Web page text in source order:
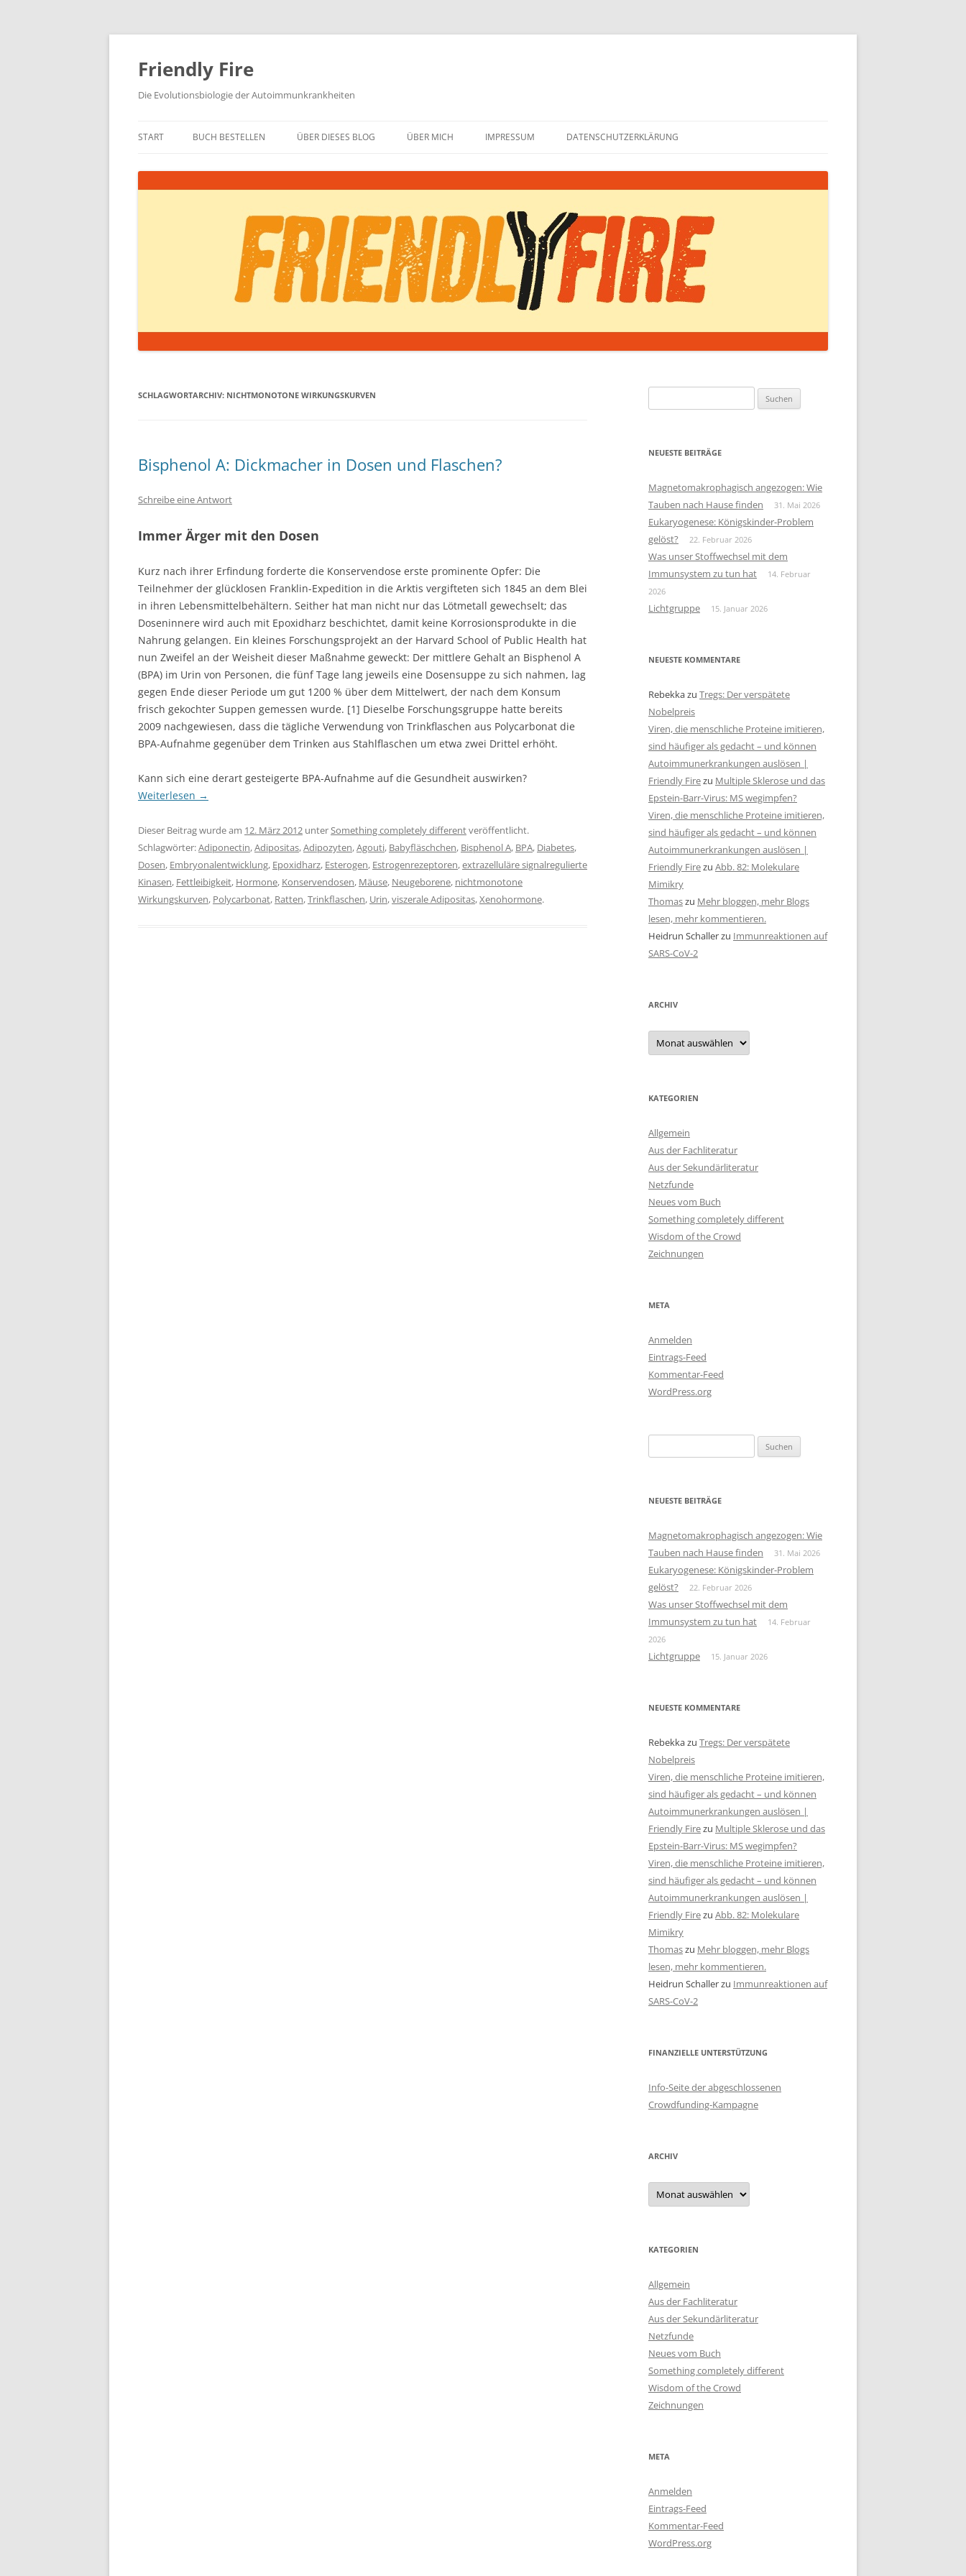
Zum
springen
Friendly Fire
Die Evolutionsbiologie der Autoimmunkrankheiten
START BUCH BESTELLEN ÜBER DIESES BLOG ÜBER MICH IMPRESSUM DATENSCHUTZERKLÄRUNG
SCHLAGWORTARCHIV: NICHTMONOTONE WIRKUNGSKURVEN
Bisphenol A: Dickmacher in Dosen und Flaschen?
Schreibe eine Antwort
Immer Ärger mit den Dosen
Kurz nach ihrer Erfindung forderte die Konservendose erste prominente Opfer: Die
Teilnehmer der glücklosen Franklin-Expedition in die Arktis vergifteten sich 1845 an dem Blei
in ihren Lebensmittelbehältern. Seither hat man nicht nur das Lötmetall gewechselt; das
Doseninnere wird auch mit Epoxidharz beschichtet, damit keine Korrosionsprodukte in die
Nahrung gelangen. Ein kleines Forschungsprojekt an der Harvard School of Public Health hat
nun Zweifel an der Weisheit dieser Maßnahme geweckt: Der mittlere Gehalt an Bisphenol A
(BPA) im Urin von Personen, die fünf Tage lang jeweils eine Dosensuppe zu sich nahmen, lag
gegen Ende dieser Periode um gut 1200 % über dem Mittelwert, der nach dem Konsum
frisch gekochter Suppen gemessen wurde. [1] Dieselbe Forschungsgruppe hatte bereits
2009 nachgewiesen, dass die tägliche Verwendung von Trinkflaschen aus Polycarbonat die
BPA-Aufnahme gegenüber dem Trinken aus Stahlflaschen um etwa zwei Drittel erhöht.
Kann sich eine derart gesteigerte BPA-Aufnahme auf die Gesundheit auswirken?
Weiterlesen →
Dieser Beitrag wurde am 12. März 2012 unterSomething completely differentveröffentlicht.
Schlagwörter:Adiponectin,Adipositas,Adipozyten,Agouti, Babyfläschchen, Bisphenol A, BPA, Diabetes,
Dosen, Embryonalentwicklung, Epoxidharz, Esterogen, Estrogenrezeptoren,extrazelluläre signalregulierte
Kinasen, Fettleibigkeit, Hormone, Konservendosen, Mäuse, Neugeborene, nichtmonotone
Wirkungskurven, Polycarbonat, Ratten,Trinkflaschen, Urin,viszerale Adipositas,Xenohormone.
nach:
NEUESTE BEITRÄGE
Magnetomakrophagisch angezogen: Wie
Tauben nach Hause finden
31. Mai 2026
Eukaryogenese: Königskinder-Problem
gelöst?
22. Februar 2026
Was unser Stoffwechsel mit dem
Immunsystem zu tun hat
14. Februar
2026
Lichtgruppe 15. Januar 2026
NEUESTE KOMMENTARE
Rebekkazu Tregs: Der verspätete
Nobelpreis
Viren, die menschliche Proteine imitieren,
sind häufiger als gedacht – und können
Autoimmunerkrankungen auslösen |
Friendly Firezu Multiple Sklerose und das
Epstein-Barr-Virus: MS wegimpfen?
Viren, die menschliche Proteine imitieren,
sind häufiger als gedacht – und können
Autoimmunerkrankungen auslösen |
Friendly Firezu Abb. 82: Molekulare
Mimikry
Thomaszu Mehr bloggen, mehr Blogs
lesen, mehr kommentieren.
Heidrun Schallerzu Immunreaktionen auf
SARS-CoV-2
ARCHIV
Archiv
KATEGORIEN
Allgemein
Aus der Fachliteratur
Aus der Sekundärliteratur
Netzfunde
Neues vom Buch
Something completely different
Wisdom of the Crowd
Zeichnungen
META
Anmelden
Eintrags-Feed
Kommentar-Feed
WordPress.org
nach:
NEUESTE BEITRÄGE
Magnetomakrophagisch angezogen: Wie
Tauben nach Hause finden
31. Mai 2026
Eukaryogenese: Königskinder-Problem
gelöst?
22. Februar 2026
Was unser Stoffwechsel mit dem
Immunsystem zu tun hat
14. Februar
2026
Lichtgruppe 15. Januar 2026
NEUESTE KOMMENTARE
Rebekkazu Tregs: Der verspätete
Nobelpreis
Viren, die menschliche Proteine imitieren,
sind häufiger als gedacht – und können
Autoimmunerkrankungen auslösen |
Friendly Firezu Multiple Sklerose und das
Epstein-Barr-Virus: MS wegimpfen?
Viren, die menschliche Proteine imitieren,
sind häufiger als gedacht – und können
Autoimmunerkrankungen auslösen |
Friendly Firezu Abb. 82: Molekulare
Mimikry
Thomaszu Mehr bloggen, mehr Blogs
lesen, mehr kommentieren.
Heidrun Schallerzu Immunreaktionen auf
SARS-CoV-2
FINANZIELLE UNTERSTÜTZUNG
Info-Seite der abgeschlossenen
Crowdfunding-Kampagne
ARCHIV
Archiv
KATEGORIEN
Allgemein
Aus der Fachliteratur
Aus der Sekundärliteratur
Netzfunde
Neues vom Buch
Something completely different
Wisdom of the Crowd
Zeichnungen
META
Anmelden
Eintrags-Feed
Kommentar-Feed
WordPress.org